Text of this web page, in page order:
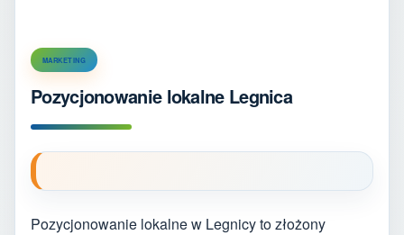
MARKETING
Pozycjonowanie lokalne Legnica
Pozycjonowanie lokalne w Legnicy to złożony